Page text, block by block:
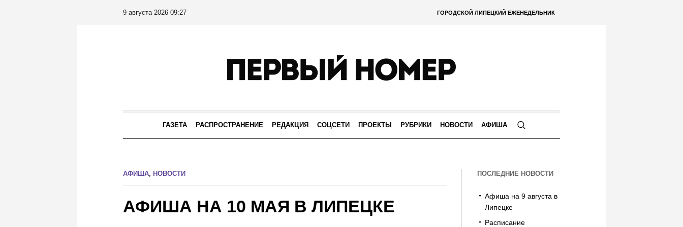
ГОРОДСКОЙ ЛИПЕЦКИЙ ЕЖЕНЕДЕЛЬНИК
9 августа 2026 09:27
ГАЗЕТА РАСПРОСТРАНЕНИЕ РЕДАКЦИЯ СОЦСЕТИ ПРОЕКТЫ РУБРИКИ НОВОСТИ АФИША
АФИША, НОВОСТИ
АФИША НА 10 МАЯ В ЛИПЕЦКЕ
ПОСЛЕДНИЕ НОВОСТИ
Афиша на 9 августа в
Липецке
Расписание